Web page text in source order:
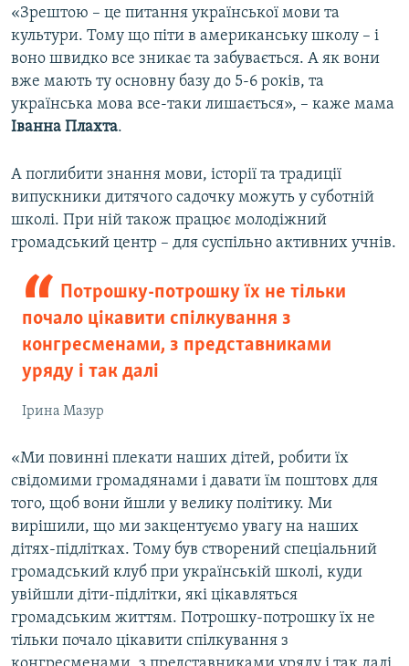
«Зрештою – це питання української мови та
культури. Тому що піти в американську школу – і
воно швидко все зникає та забувається. А як вони
вже мають ту основну базу до 5-6 років, та
українська мова все-таки лишається», – каже мама
Іванна Плахта.
А поглибити знання мови, історії та традиції
випускники дитячого садочку можуть у суботній
школі. При ній також працює молодіжний
громадський центр – для суспільно активних учнів.
Потрошку-потрошку їх не тільки
почало цікавити спілкування з
конгресменами, з представниками
уряду і так далі
Ірина Мазур
«Ми повинні плекати наших дітей, робити їх
свідомими громадянами і давати їм поштовх для
того, щоб вони йшли у велику політику. Ми
вирішили, що ми закцентуємо увагу на наших
дітях-підлітках. Тому був створений спеціальний
громадський клуб при українській школі, куди
увійшли діти-підлітки, які цікавляться
громадським життям. Потрошку-потрошку їх не
тільки почало цікавити спілкування з